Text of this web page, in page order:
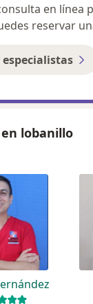
en línea
reservar
lobanillo